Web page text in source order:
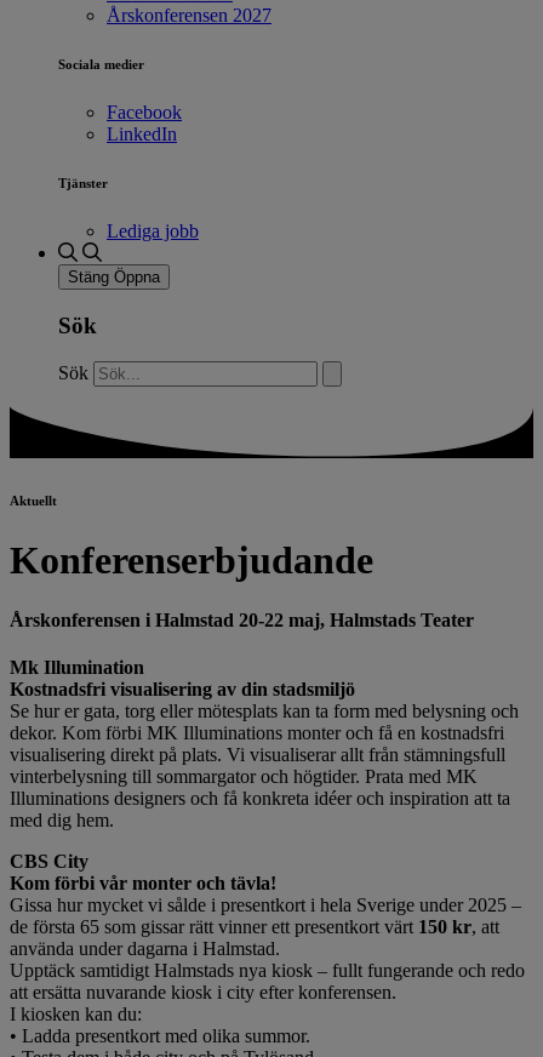
Årskonferensen 2027
Sociala medier
Facebook
LinkedIn
Tjänster
Lediga jobb
Stäng Öppna
Sök
Sök
Aktuellt
Konferenserbjudande
Årskonferensen i Halmstad 20-22 maj, Halmstads Teater
Mk Illumination
Kostnadsfri visualisering av din stadsmiljö
Se hur er gata, torg eller mötesplats kan ta form med belysning och
dekor. Kom förbi MK Illuminations monter och få en kostnadsfri
visualisering direkt på plats. Vi visualiserar allt från stämningsfull
vinterbelysning till sommargator och högtider. Prata med MK
Illuminations designers och få konkreta idéer och inspiration att ta
med dig hem.
CBS City
Kom förbi vår monter och tävla!
Gissa hur mycket vi sålde i presentkort i hela Sverige under 2025 –
de första 65 som gissar rätt vinner ett presentkort värt 150 kr, att
använda under dagarna i Halmstad.
Upptäck samtidigt Halmstads nya kiosk – fullt fungerande och redo
att ersätta nuvarande kiosk i city efter konferensen.
I kiosken kan du:
• Ladda presentkort med olika summor.